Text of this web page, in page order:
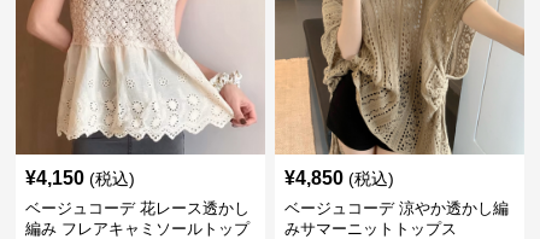
¥4,150 (税込)
ベージュコーデ 花レース透かし
編み フレアキャミソールトップ
¥4,850 (税込)
ベージュコーデ 涼やか透かし編
みサマーニットトップス